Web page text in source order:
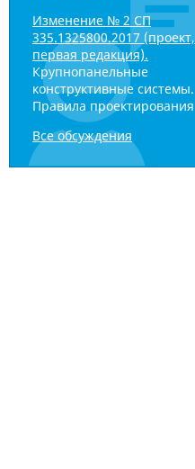
Изменение № 2 СП
335.1325800.2017 (проект,
первая редакция).
Крупнопанельные
конструктивные системы.
Правила проектирования
Все обсуждения